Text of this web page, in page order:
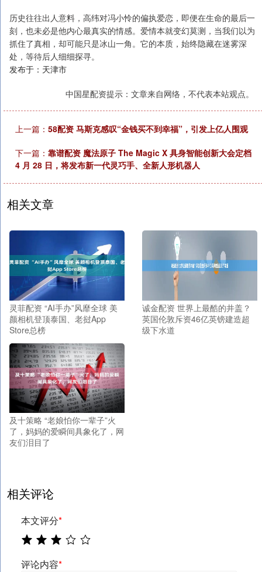
历史往往出人意料，高纬对冯小怜的偏执爱恋，即便在生命的最后一
刻，也未必是他内心最真实的情感。爱情本就变幻莫测，当我们以为
抓住了真相，却可能只是冰山一角。它的本质，始终隐藏在迷雾深
处，等待后人细细探寻。
发布于：天津市
中国星配资提示：文章来自网络，不代表本站观点。
上一篇： 58配资 马斯克感叹“金钱买不到幸福”，引发上亿人围观
下一篇： 靠谱配资 魔法原子 The Magic X 具身智能创新大会定档
4 月 28 日，将发布新一代灵巧手、全新人形机器人
相关文章
灵菲配资 “AI手办”风靡全球 美
颜相机登顶泰国、老挝App
Store总榜
诚金配资 世界上最酷的井盖？
英国伦敦斥资46亿英镑建造超
级下水道
及十策略 “老娘怕你一辈子”火
了，妈妈的爱瞬间具象化了，网
友们泪目了
相关评论
本文评分*
评论内容*